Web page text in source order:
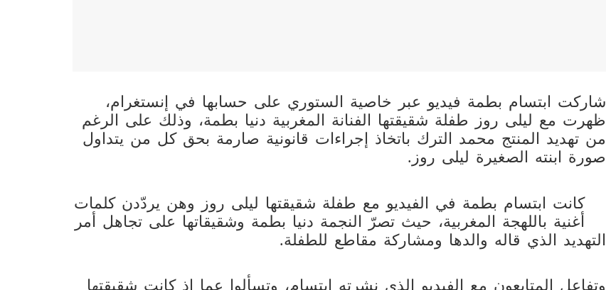
شاركت ابتسام بطمة فيديو عبر خاصية الستوري على حسابها في إنستغرام،
ظهرت مع ليلى روز طفلة شقيقتها الفنانة المغربية دنيا بطمة، وذلك على الرغم
من تهديد المنتج محمد الترك باتخاذ إجراءات قانونية صارمة بحق كل من يتداول
صورة ابنته الصغيرة ليلى روز.
كانت ابتسام بطمة في الفيديو مع طفلة شقيقتها ليلى روز وهن يردّدن كلمات
أغنية باللهجة المغربية، حيث تصرّ النجمة دنيا بطمة وشقيقاتها على تجاهل أمر
التهديد الذي قاله والدها ومشاركة مقاطع للطفلة.
وتفاعل المتابعون مع الفيديو الذي نشرته ابتسام، وتسألوا عما إذ كانت شقيقتها